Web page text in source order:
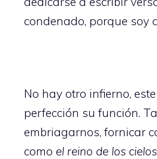
condenado, porque soy
No hay otro infierno,
perfección su función.
embriagarnos, fornicar
como el reino de los cielos